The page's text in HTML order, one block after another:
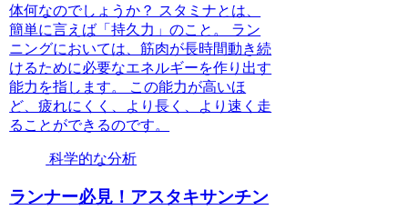
体何なのでしょうか？ スタミナとは、
簡単に言えば「持久力」のこと。 ラン
ニングにおいては、筋肉が長時間動き続
けるために必要なエネルギーを作り出す
能力を指します。 この能力が高いほ
ど、疲れにくく、より長く、より速く走
ることができるのです。
科学的な分析
ランナー必見！アスタキサンチン